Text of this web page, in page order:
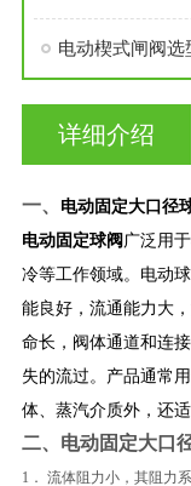
电动楔式闸阀选
详细介绍
一、 电动固定大口径
电动固定球阀广泛用
冷等工作领域。电动
能良好，流通能力大
命长，阀体通道和连
失的流过。产品通常
体、蒸汽介质外，还
二、 电动固定大口
1． 流体阻力小，其阻力